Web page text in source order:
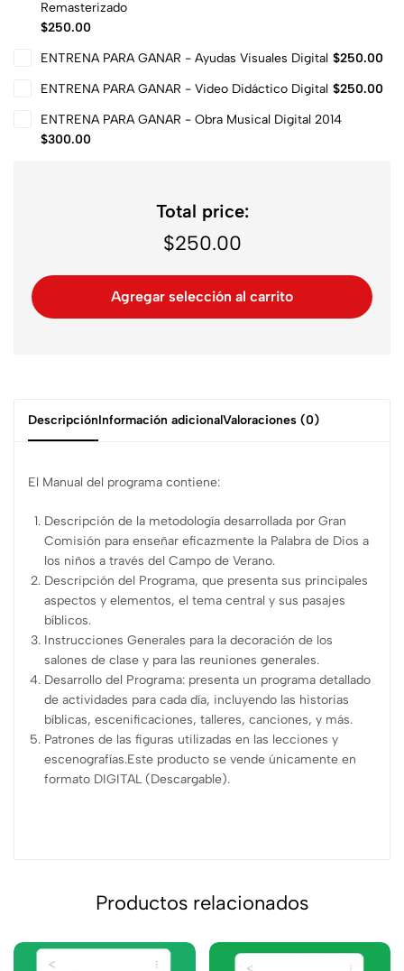
Remasterizado
$250.00
ENTRENA PARA GANAR - Ayudas Visuales Digital $250.00
ENTRENA PARA GANAR - Video Didáctico Digital $250.00
ENTRENA PARA GANAR - Obra Musical Digital 2014
$300.00
Total price:
$250.00
Agregar selección al carrito
DescripciónInformación adicionalValoraciones (0)
El Manual del programa contiene:
Descripción de la metodología desarrollada por Gran
Comisión para enseñar eficazmente la Palabra de Dios a
los niños a través del Campo de Verano.
Descripción del Programa, que presenta sus principales
aspectos y elementos, el tema central y sus pasajes
bíblicos.
Instrucciones Generales para la decoración de los
salones de clase y para las reuniones generales.
Desarrollo del Programa: presenta un programa detallado
de actividades para cada día, incluyendo las historias
bíblicas, escenificaciones, talleres, canciones, y más.
Patrones de las figuras utilizadas en las lecciones y
escenografías.Este producto se vende únicamente en
formato DIGITAL (Descargable).
Productos relacionados